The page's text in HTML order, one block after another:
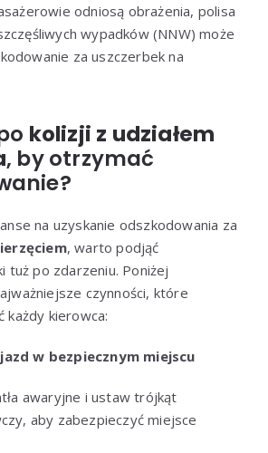
odniosą obrażenia, polisa
wypadków (NNW) może
za uszczerbek na
kolizji z udziałem
, by otrzymać
na uzyskanie odszkodowania za
, warto podjąć
tuż po zdarzeniu. Poniżej
czynności, które
każdy kierowca:
w bezpiecznym miejscu
awaryjne i ustaw trójkąt
aby zabezpieczyć miejsce